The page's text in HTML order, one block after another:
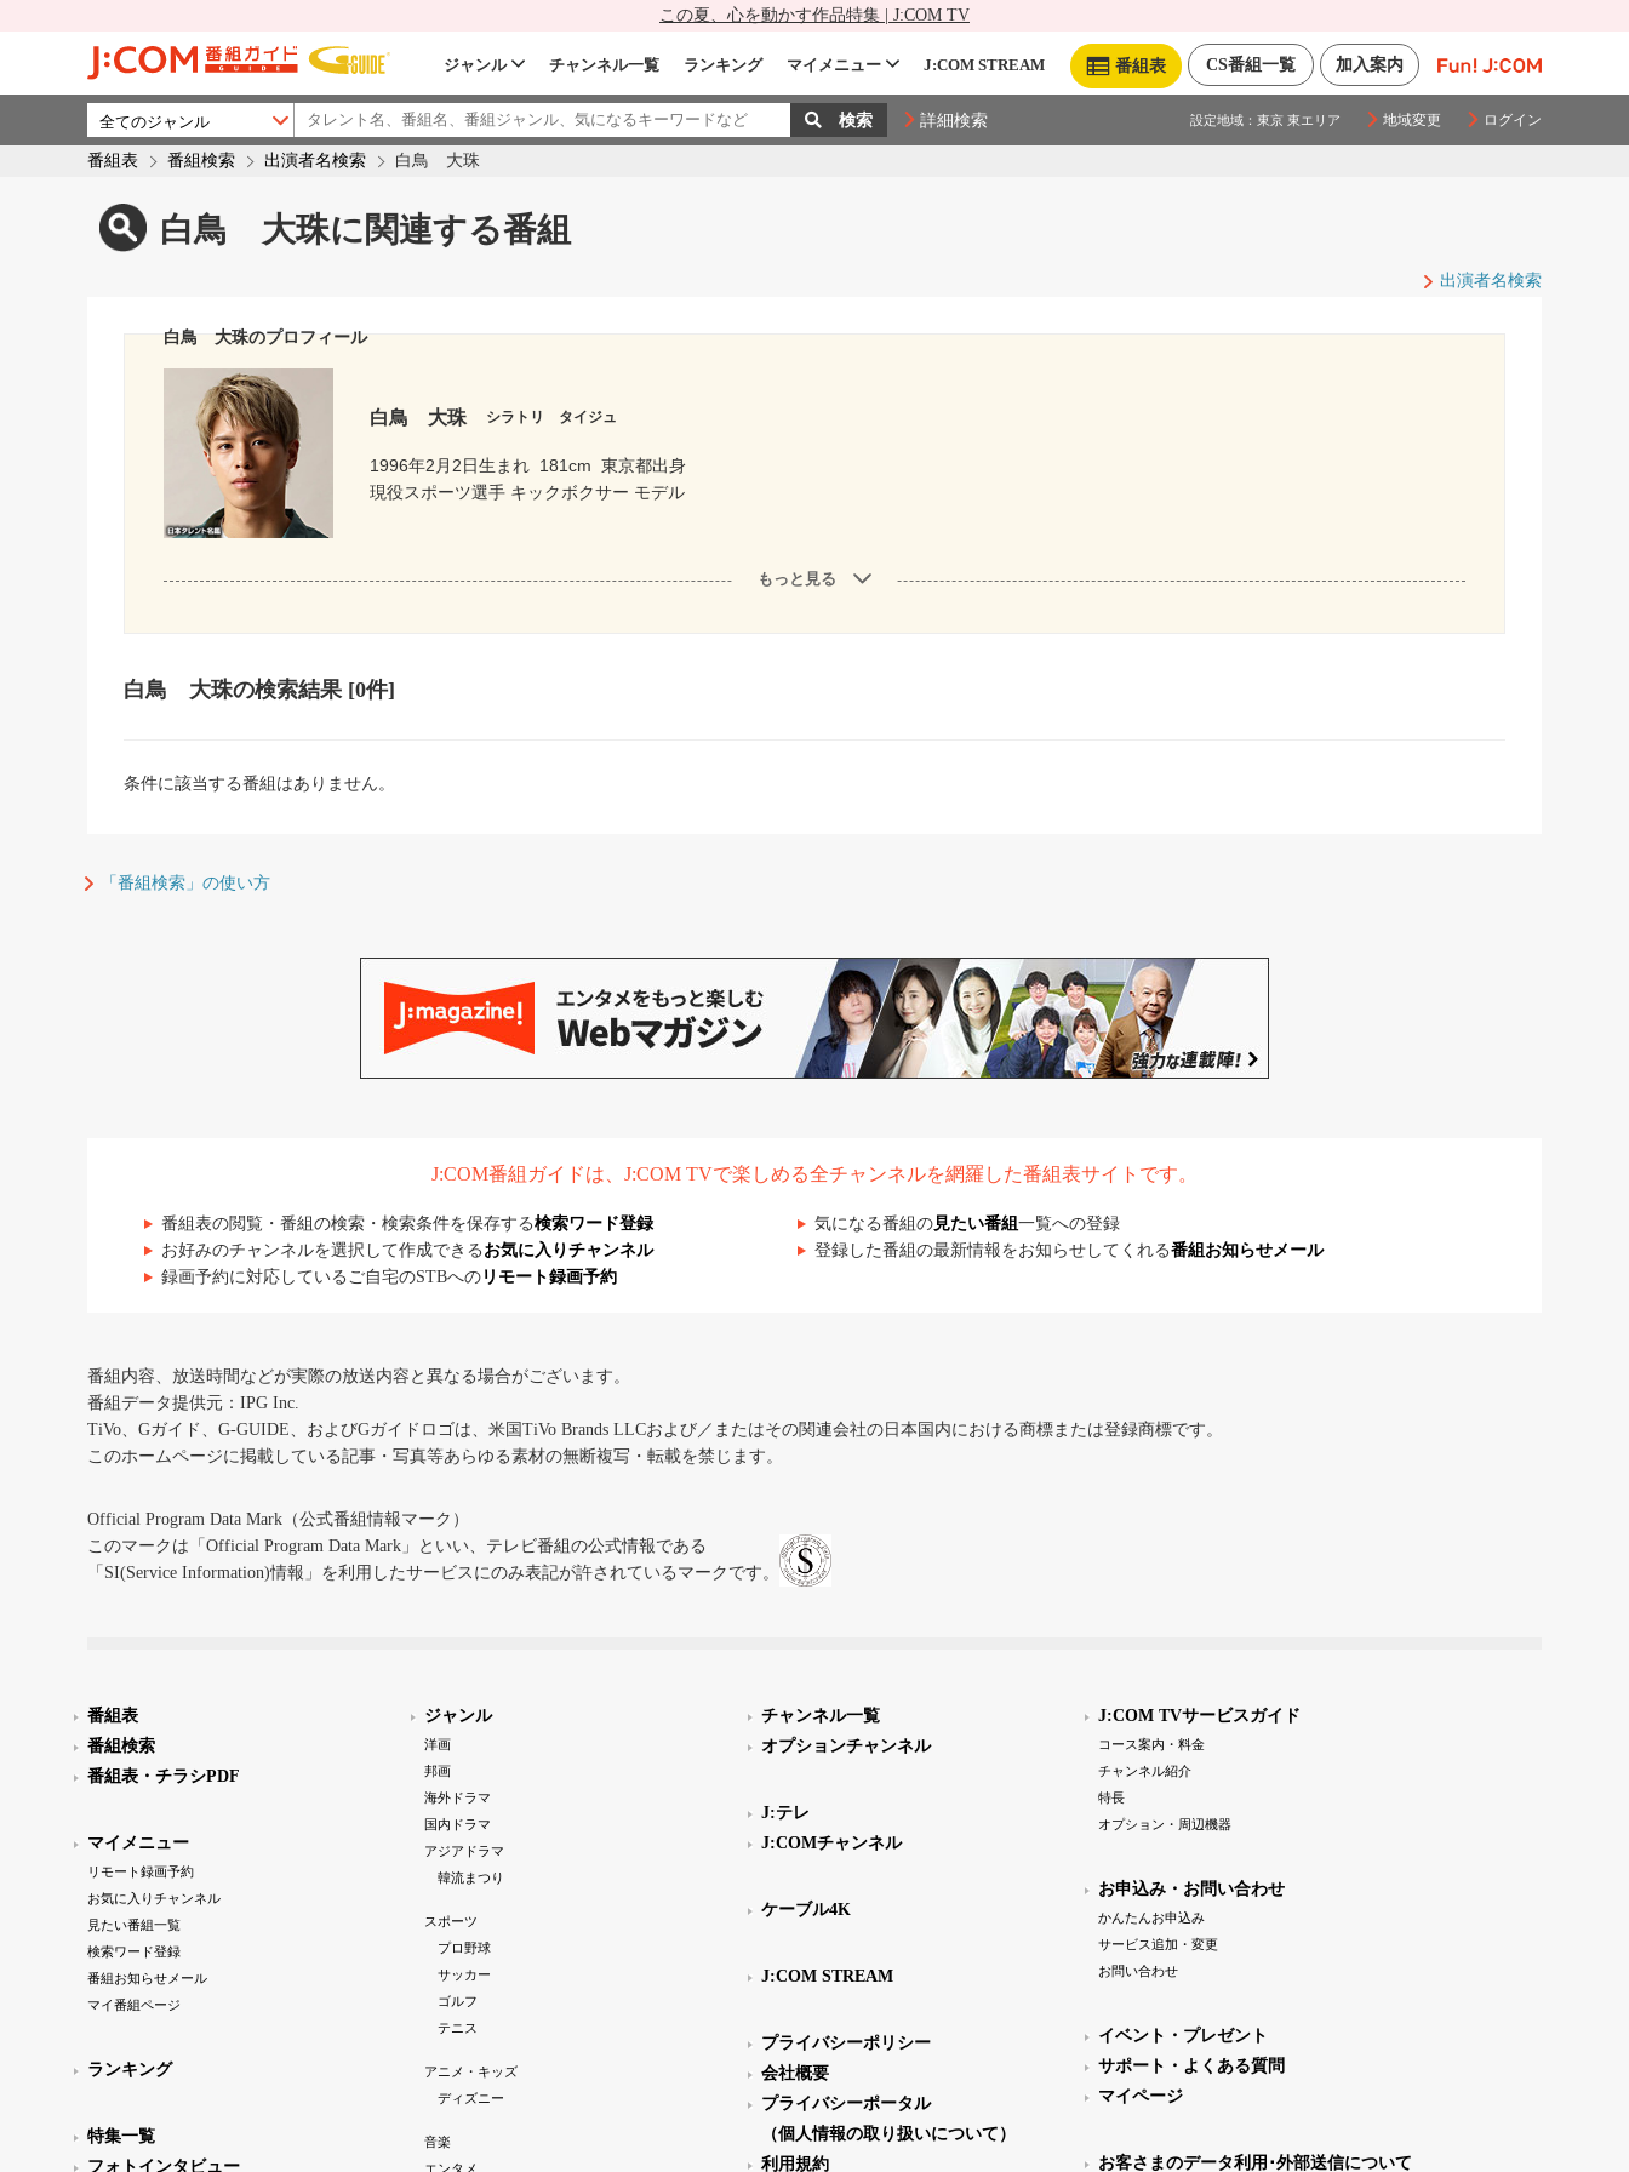
この夏、心を動かす作品特集 | J:COM TV
加入案内
CS番組一覧
番組表
ジャンル チャンネル一覧 ランキング マイメニュー J:COM STREAM
詳細検索 設定地域： 東京 東エリア 地域変更 ログイン
番組表 番組検索 出演者名検索 白鳥 大珠
白鳥 大珠に関連する番組
出演者名検索
白鳥 大珠のプロフィール
白鳥 大珠 シラトリ タイジュ
1996年2月2日生まれ 181cm 東京都出身
現役スポーツ選手 キックボクサー モデル
もっと見る
白鳥 大珠の検索結果 [0件]
条件に該当する番組はありません。
「番組検索」の使い方
J:COM番組ガイドは、J:COM TVで楽しめる全チャンネルを網羅した番組表サイトです。
番組表の閲覧・番組の検索・検索条件を保存する検索ワード登録 気になる番組の見たい番組 一覧への登録
お好みのチャンネルを選択して作成できる お気に入りチャンネル 登録した番組の最新情報をお知らせしてくれる番組お知らせメール
録画予約に対応しているご自宅のSTBへの リモート録画予約
番組内容、放送時間などが実際の放送内容と異なる場合がございます。
番組データ提供元：IPG Inc.
TiVo、Gガイド、G-GUIDE、およびGガイドロゴは、米国TiVo Brands LLCおよび／またはその関連会社の日本国内における商標または登録商標です。
このホームページに掲載している記事・写真等あらゆる素材の無断複写・転載を禁じます。
Official Program Data Mark（公式番組情報マーク）
このマークは「Official Program Data Mark」といい、テレビ番組の公式情報である
「SI(Service Information)情報」を利用したサービスにのみ表記が許されているマークです。
番組表
番組検索
番組表・チラシPDF
マイメニュー
リモート録画予約
お気に入りチャンネル
見たい番組一覧
検索ワード登録
番組お知らせメール
マイ番組ページ
ランキング
特集一覧
フォトインタビュー
ジャンル
洋画
邦画
海外ドラマ
国内ドラマ
アジアドラマ
韓流まつり
スポーツ
プロ野球
サッカー
ゴルフ
テニス
アニメ・キッズ
ディズニー
音楽
エンタメ
チャンネル一覧
オプションチャンネル
J:テレ
J:COMチャンネル
ケーブル4K
J:COM STREAM
プライバシーポリシー
会社概要
プライバシーポータル
（個人情報の取り扱いについて）
利用規約
J:COM TVサービスガイド
コース案内・料金
チャンネル紹介
特長
オプション・周辺機器
お申込み・お問い合わせ
かんたんお申込み
サービス追加・変更
お問い合わせ
イベント・プレゼント
サポート・よくある質問
マイページ
お客さまのデータ利用･外部送信について